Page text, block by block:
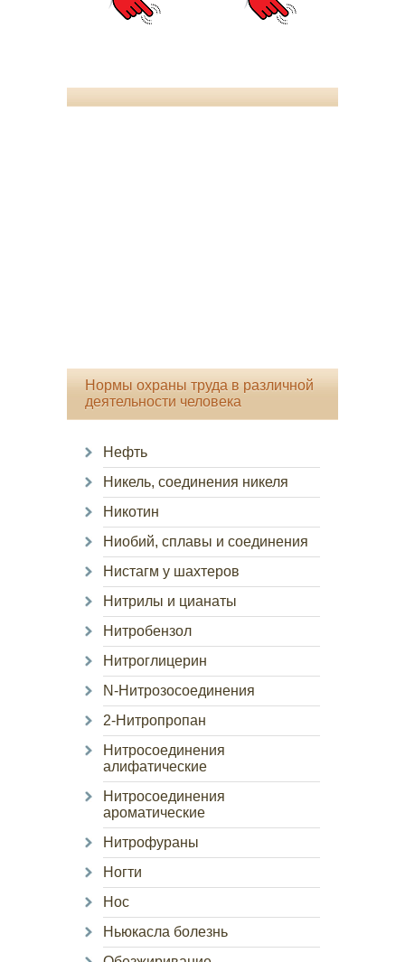
Нормы охраны труда в различной
деятельности человека
Нефть
Никель, соединения никеля
Никотин
Ниобий, сплавы и соединения
Нистагм у шахтеров
Нитрилы и цианаты
Нитробензол
Нитроглицерин
N-Нитрозосоединения
2-Нитропропан
Нитросоединения
алифатические
Нитросоединения
ароматические
Нитрофураны
Ногти
Нос
Ньюкасла болезнь